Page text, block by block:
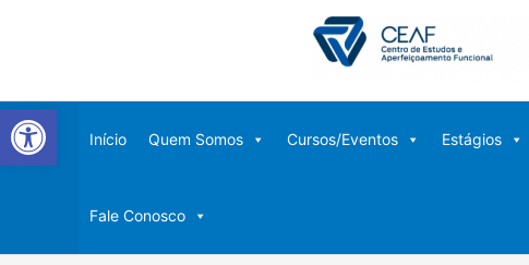
Início Quem Somos Cursos/Eventos Estágios
Fale Conosco
Abrir a barra de ferramentas